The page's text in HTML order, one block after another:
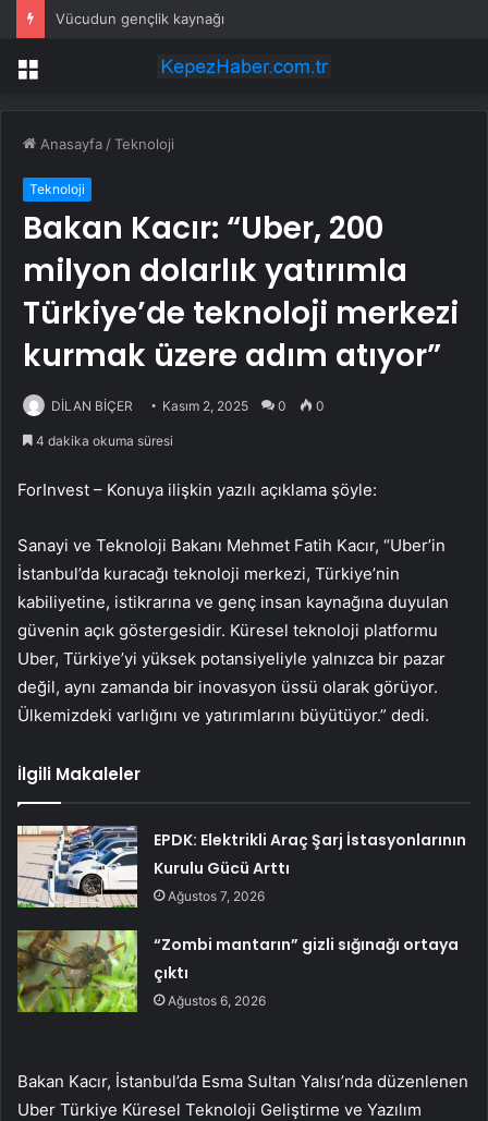
Vücudun gençlik kaynağı
Menü
Anasayfa /Teknoloji
Teknoloji
Bakan Kacır: “Uber, 200
milyon dolarlık yatırımla
Türkiye’de teknoloji merkezi
kurmak üzere adım atıyor”
DİLAN BİÇER Kasım 2, 2025 0 0
4 dakika okuma süresi
ForInvest – Konuya ilişkin yazılı açıklama şöyle:
Sanayi ve Teknoloji Bakanı Mehmet Fatih Kacır, “Uber’in
İstanbul’da kuracağı teknoloji merkezi, Türkiye’nin
kabiliyetine, istikrarına ve genç insan kaynağına duyulan
güvenin açık göstergesidir. Küresel teknoloji platformu
Uber, Türkiye’yi yüksek potansiyeliyle yalnızca bir pazar
değil, aynı zamanda bir inovasyon üssü olarak görüyor.
Ülkemizdeki varlığını ve yatırımlarını büyütüyor.” dedi.
İlgili Makaleler
EPDK: Elektrikli Araç Şarj İstasyonlarının
Kurulu Gücü Arttı
Ağustos 7, 2026
“Zombi mantarın” gizli sığınağı ortaya
çıktı
Ağustos 6, 2026
Bakan Kacır, İstanbul’da Esma Sultan Yalısı’nda düzenlenen
Uber Türkiye Küresel Teknoloji Geliştirme ve Yazılım